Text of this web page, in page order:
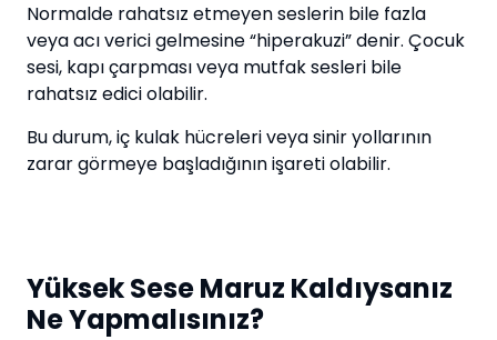
Normalde rahatsız etmeyen seslerin bile fazla
veya acı verici gelmesine “hiperakuzi” denir. Çocuk
sesi, kapı çarpması veya mutfak sesleri bile
rahatsız edici olabilir.
Bu durum, iç kulak hücreleri veya sinir yollarının
zarar görmeye başladığının işareti olabilir.
Yüksek Sese Maruz Kaldıysanız
Ne Yapmalısınız?